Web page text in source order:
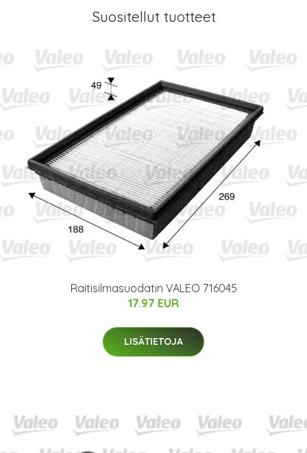
Suositellut tuotteet
Raitisilmasuodatin VALEO 716045
17.97 EUR
LISÄTIETOJA